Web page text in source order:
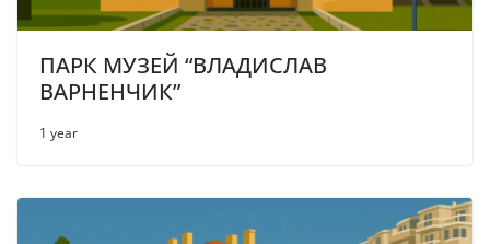
ПАРК МУЗЕЙ “ВЛАДИСЛАВ
ВАРНЕНЧИК”
1 year